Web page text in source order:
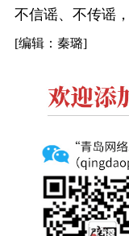
不信谣、不传谣
[编辑：秦璐]